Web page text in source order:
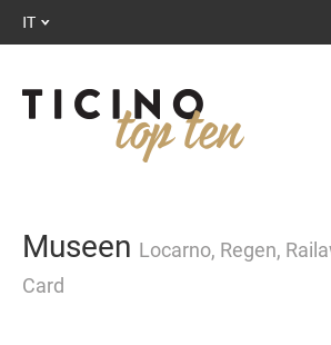
IT
Museen Locarno, Regen,
Card